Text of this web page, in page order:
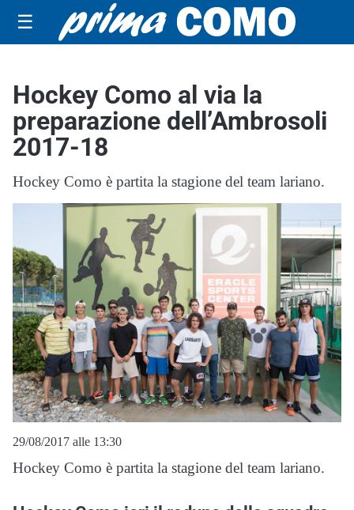
☰
Hockey Como al via la
preparazione dell’Ambrosoli
2017-18
Hockey Como è partita la stagione del team lariano.
29/08/2017 alle 13:30
Hockey Como è partita la stagione del team lariano.